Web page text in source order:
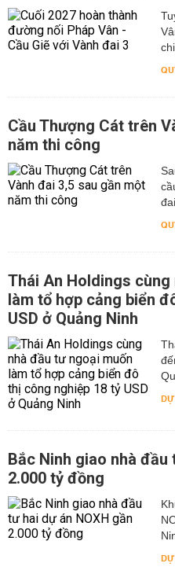
Cầu Thượng Cát trên
năm thi công
Thái An Holdings
làm tổ hợp cảng biển
USD ở Quảng Ninh
Bắc Ninh giao nhà đầu
2.000 tỷ đồng